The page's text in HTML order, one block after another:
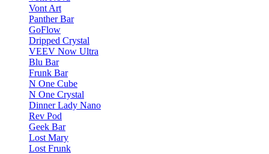
Vont Art
Panther Bar
GoFlow
Dripped Crystal
VEEV Now Ultra
Blu Bar
Frunk Bar
N One Cube
N One Crystal
Dinner Lady Nano
Rev Pod
Geek Bar
Lost Mary
Lost Frunk